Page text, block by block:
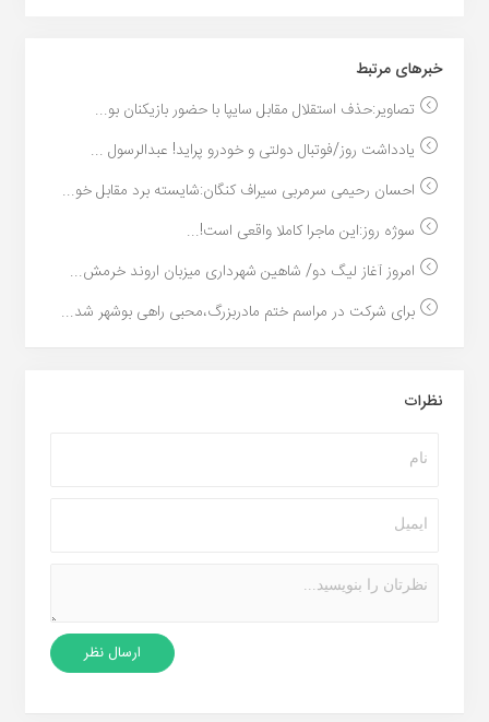
خبر‌های مرتبط
تصاویر:حذف استقلال مقابل سایپا با حضور بازیکنان بو...
یادداشت روز/فوتبال دولتی و خودرو پراید! عبدالرسول ...
احسان رحیمی سرمربی سیراف کنگان:شایسته برد مقابل خو...
سوژه روز:این ماجرا کاملا واقعی است!...
امروز آغاز لیگ دو/ شاهین شهرداری میزبان اروند خرمش...
برای شرکت در مراسم ختم مادربزرگ،محبی راهی بوشهر شد...
نظرات